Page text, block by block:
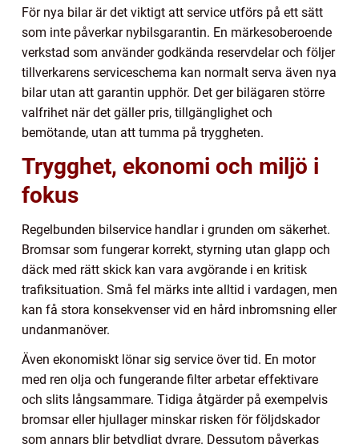
För nya bilar är det viktigt att service utförs på ett sätt
som inte påverkar nybilsgarantin. En märkesoberoende
verkstad som använder godkända reservdelar och följer
tillverkarens serviceschema kan normalt serva även nya
bilar utan att garantin upphör. Det ger bilägaren större
valfrihet när det gäller pris, tillgänglighet och
bemötande, utan att tumma på tryggheten.
Trygghet, ekonomi och miljö i
fokus
Regelbunden bilservice handlar i grunden om säkerhet.
Bromsar som fungerar korrekt, styrning utan glapp och
däck med rätt skick kan vara avgörande i en kritisk
trafiksituation. Små fel märks inte alltid i vardagen, men
kan få stora konsekvenser vid en hård inbromsning eller
undanmanöver.
Även ekonomiskt lönar sig service över tid. En motor
med ren olja och fungerande filter arbetar effektivare
och slits långsammare. Tidiga åtgärder på exempelvis
bromsar eller hjullager minskar risken för följdskador
som annars blir betydligt dyrare. Dessutom påverkas